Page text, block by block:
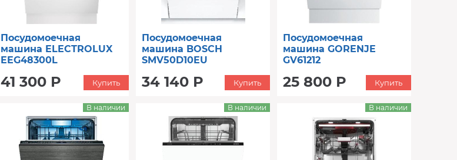
Посудомоечная
машина ELECTROLUX
EEG48300L
41 300 Р Купить
Посудомоечная
машина BOSCH
SMV50D10EU
34 140 Р Купить
Посудомоечная
машина GORENJE
GV61212
25 800 Р Купить
В наличии В наличии В наличии